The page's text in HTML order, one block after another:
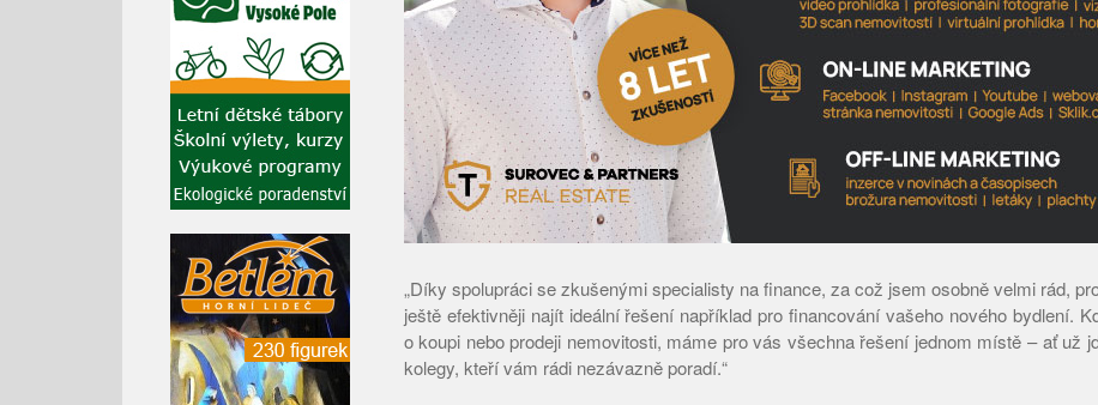
„Díky spolupráci se zkušenými specialisty na finance, za což jsem osobně velmi rád,
ještě efektivněji najít ideální řešení například pro financování vašeho nového bydlení.
o koupi nebo prodeji nemovitosti, máme pro vás všechna řešení jednom místě – ať už
kolegy, kteří vám rádi nezávazně poradí.“